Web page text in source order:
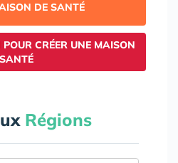
DE SANTÉ
CRÉER UNE MAISON
Régions